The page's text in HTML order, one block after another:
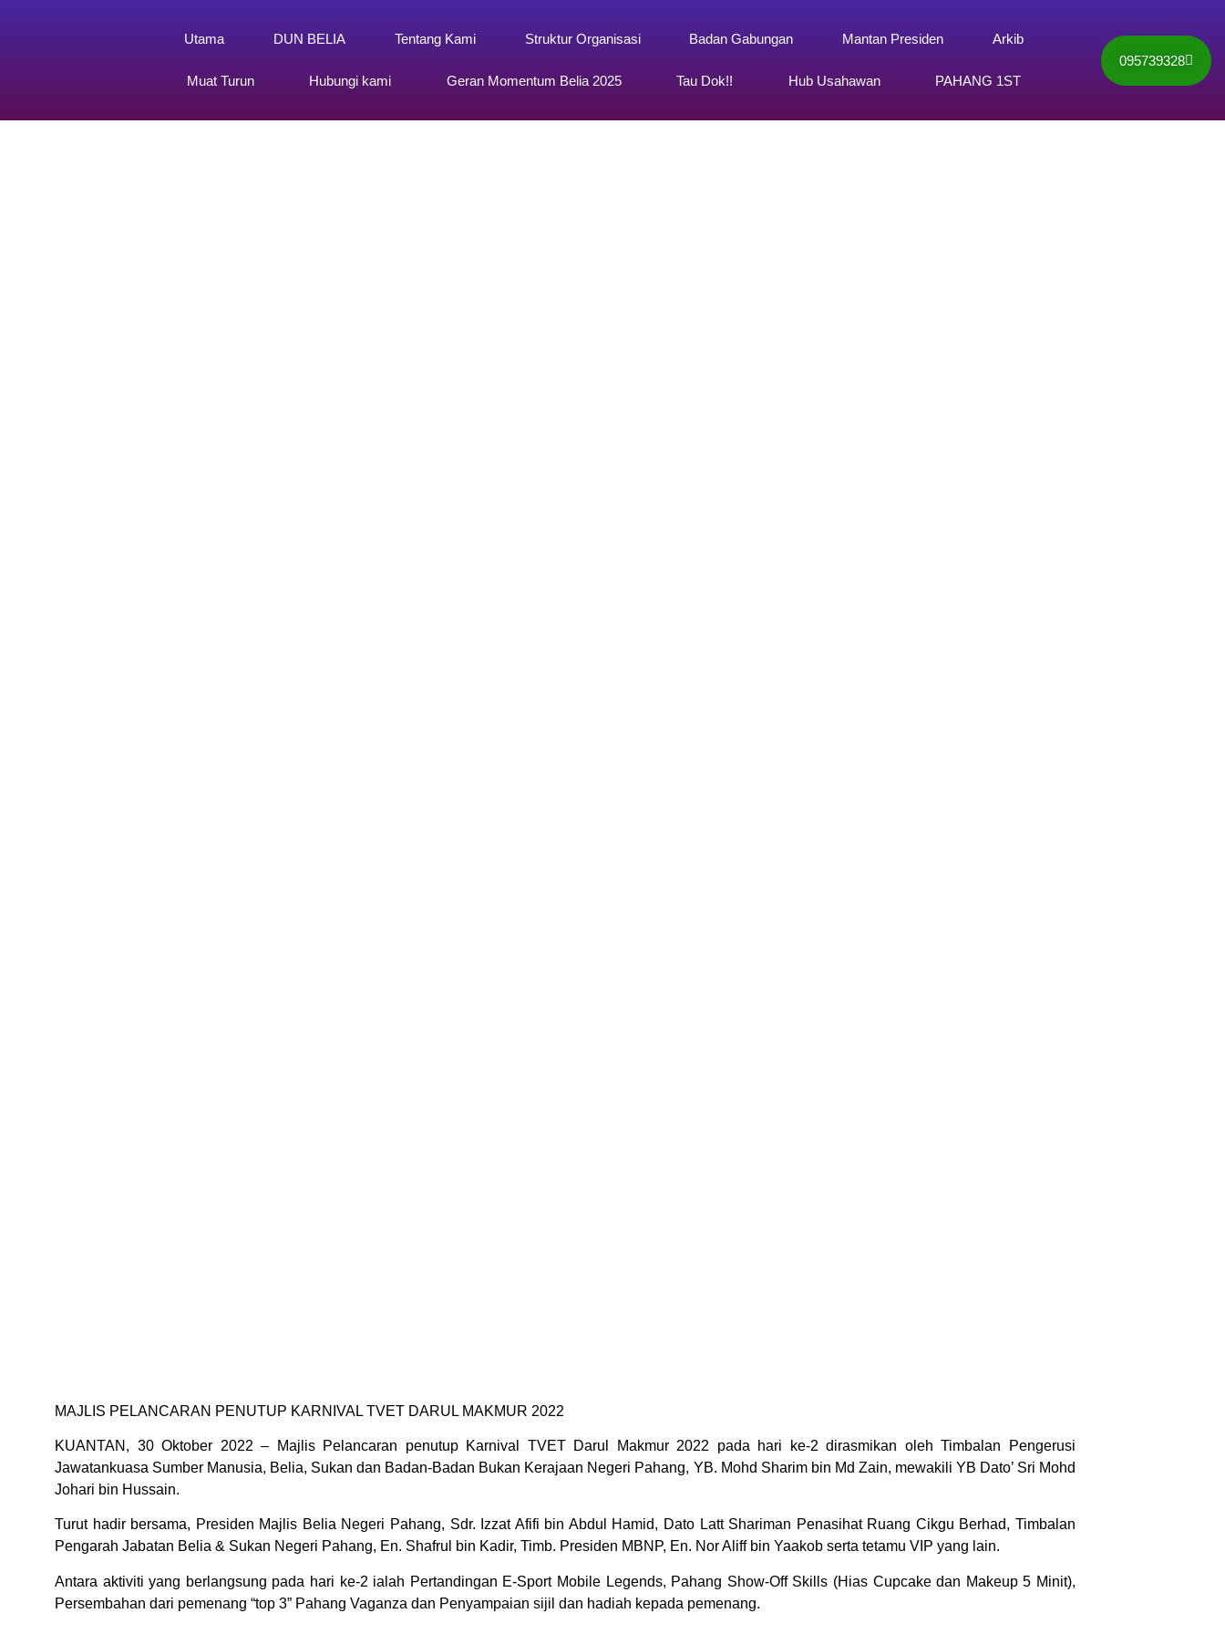
Utama DUN BELIA Tentang Kami Struktur Organisasi Badan Gabungan Mantan Presiden Arkib
Muat Turun Hubungi kami Geran Momentum Belia 2025 Tau Dok!! Hub Usahawan PAHANG 1ST
095739328
MAJLIS PELANCARAN PENUTUP KARNIVAL TVET DARUL MAKMUR 2022
KUANTAN, 30 Oktober 2022 – Majlis Pelancaran penutup Karnival TVET Darul Makmur 2022 pada hari ke-2 dirasmikan oleh Timbalan Pengerusi
Jawatankuasa Sumber Manusia, Belia, Sukan dan Badan-Badan Bukan Kerajaan Negeri Pahang, YB. Mohd Sharim bin Md Zain, mewakili YB Dato’ Sri Mohd
Johari bin Hussain.
Turut hadir bersama, Presiden Majlis Belia Negeri Pahang, Sdr. Izzat Afifi bin Abdul Hamid, Dato Latt Shariman Penasihat Ruang Cikgu Berhad, Timbalan
Pengarah Jabatan Belia & Sukan Negeri Pahang, En. Shafrul bin Kadir, Timb. Presiden MBNP, En. Nor Aliff bin Yaakob serta tetamu VIP yang lain.
Antara aktiviti yang berlangsung pada hari ke-2 ialah Pertandingan E-Sport Mobile Legends, Pahang Show-Off Skills (Hias Cupcake dan Makeup 5 Minit),
Persembahan dari pemenang “top 3” Pahang Vaganza dan Penyampaian sijil dan hadiah kepada pemenang.